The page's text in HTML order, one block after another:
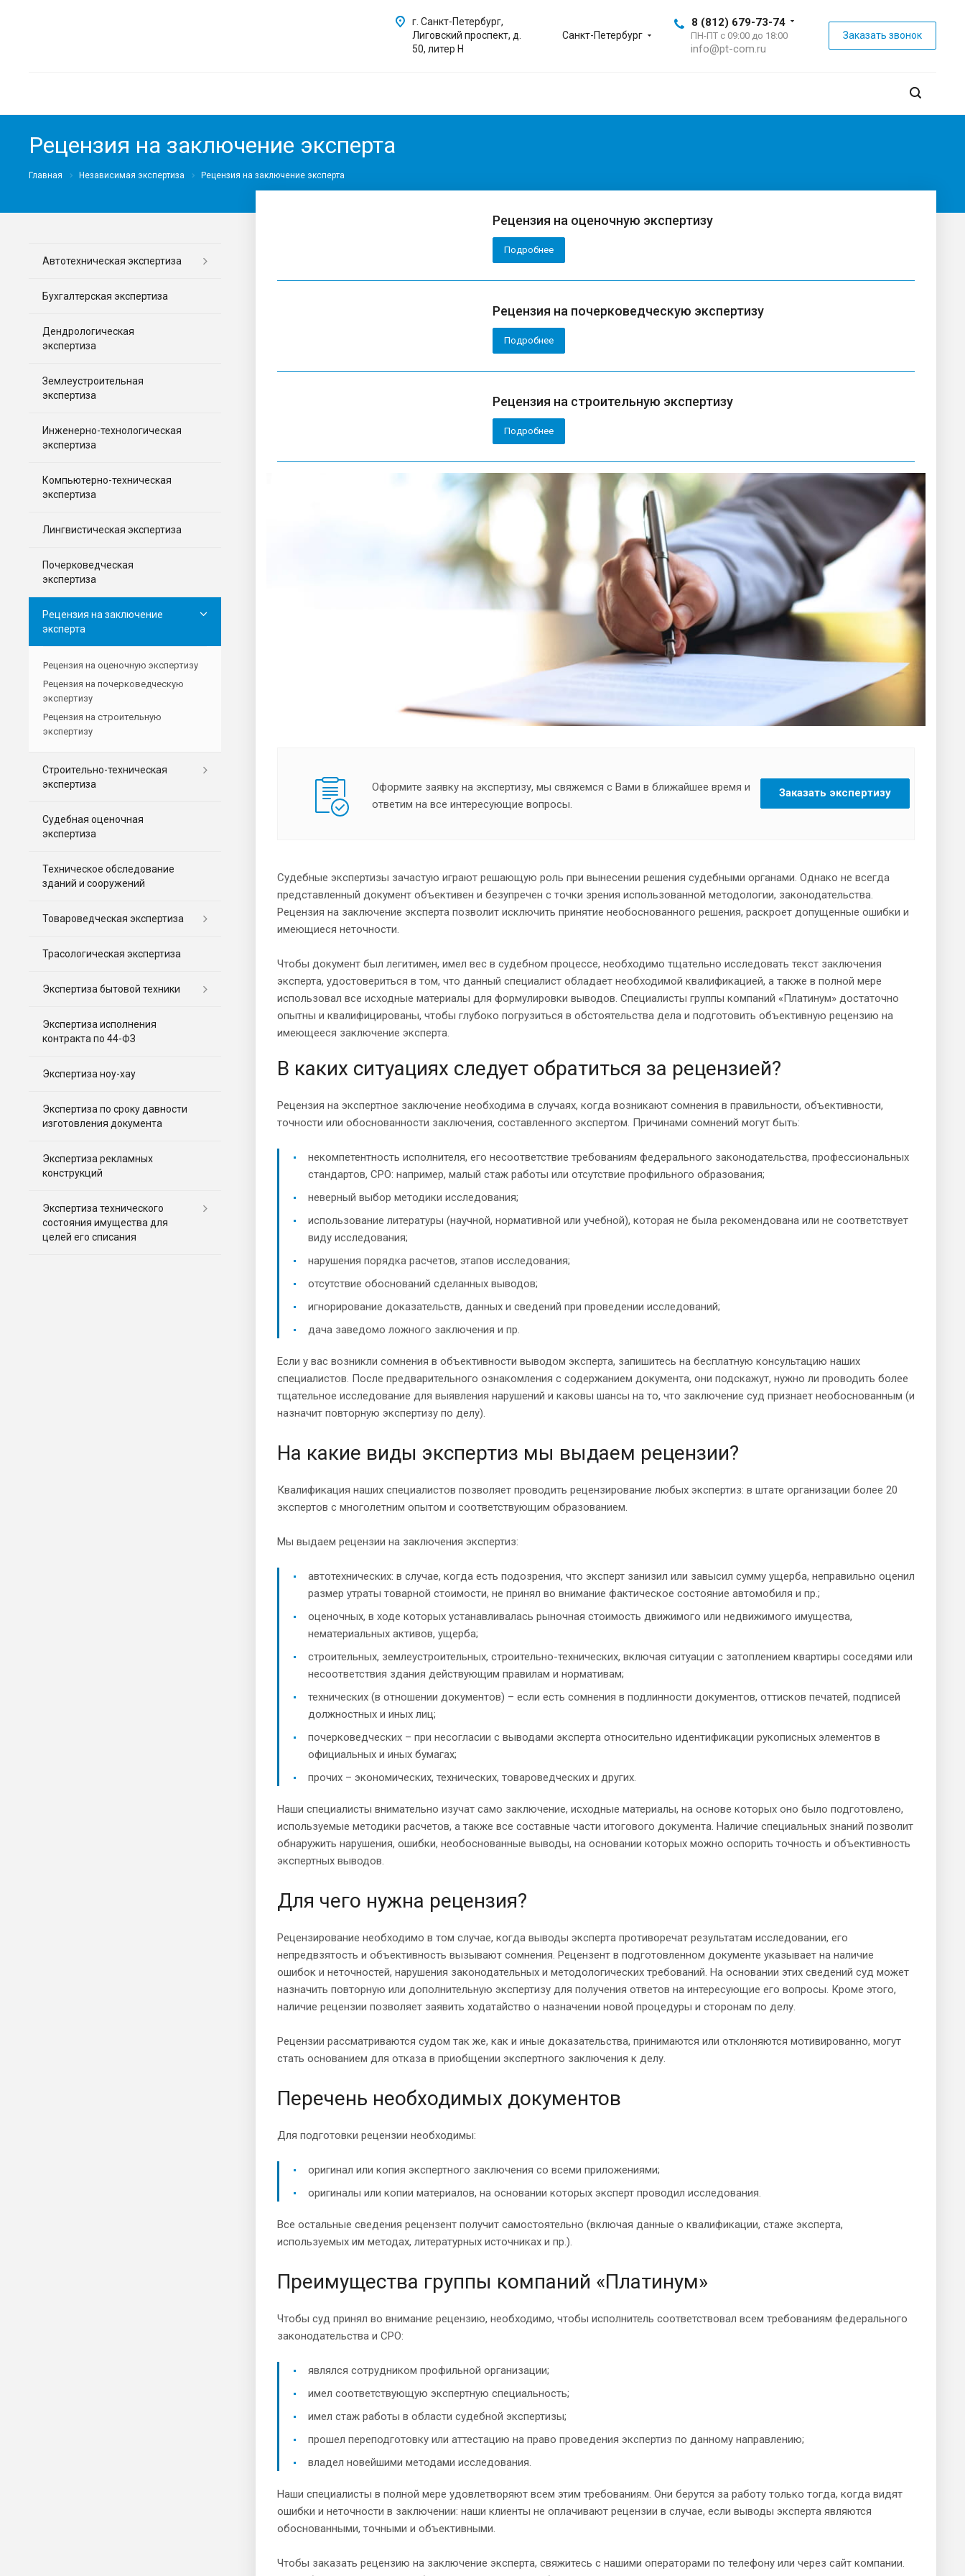
Санкт-Петербург
8 (812) 679-73-74
ПН-ПТ с 09:00 до 18:00
info@pt-com.ru
Заказать звонок
г. Санкт-Петербург,
Лиговский проспект, д.
50, литер Н
Рецензия на заключение эксперта
Главная Независимая экспертиза Рецензия на заключение эксперта
Рецензия на оценочную экспертизу
Подробнее
Рецензия на почерковедческую экспертизу
Подробнее
Рецензия на строительную экспертизу
Подробнее
Оформите заявку на экспертизу, мы свяжемся с Вами в ближайшее время и
ответим на все интересующие вопросы.
Заказать экспертизу
Судебные экспертизы зачастую играют решающую роль при вынесении решения судебными органами. Однако не всегда
представленный документ объективен и безупречен с точки зрения использованной методологии, законодательства.
Рецензия на заключение эксперта позволит исключить принятие необоснованного решения, раскроет допущенные ошибки и
имеющиеся неточности.
Чтобы документ был легитимен, имел вес в судебном процессе, необходимо тщательно исследовать текст заключения
эксперта, удостовериться в том, что данный специалист обладает необходимой квалификацией, а также в полной мере
использовал все исходные материалы для формулировки выводов. Специалисты группы компаний «Платинум» достаточно
опытны и квалифицированы, чтобы глубоко погрузиться в обстоятельства дела и подготовить объективную рецензию на
имеющееся заключение эксперта.
В каких ситуациях следует обратиться за рецензией?
Рецензия на экспертное заключение необходима в случаях, когда возникают сомнения в правильности, объективности,
точности или обоснованности заключения, составленного экспертом. Причинами сомнений могут быть:
некомпетентность исполнителя, его несоответствие требованиям федерального законодательства, профессиональных
стандартов, СРО: например, малый стаж работы или отсутствие профильного образования;
неверный выбор методики исследования;
использование литературы (научной, нормативной или учебной), которая не была рекомендована или не соответствует
виду исследования;
нарушения порядка расчетов, этапов исследования;
отсутствие обоснований сделанных выводов;
игнорирование доказательств, данных и сведений при проведении исследований;
дача заведомо ложного заключения и пр.
Если у вас возникли сомнения в объективности выводом эксперта, запишитесь на бесплатную консультацию наших
специалистов. После предварительного ознакомления с содержанием документа, они подскажут, нужно ли проводить более
тщательное исследование для выявления нарушений и каковы шансы на то, что заключение суд признает необоснованным (и
назначит повторную экспертизу по делу).
На какие виды экспертиз мы выдаем рецензии?
Квалификация наших специалистов позволяет проводить рецензирование любых экспертиз: в штате организации более 20
экспертов с многолетним опытом и соответствующим образованием.
Мы выдаем рецензии на заключения экспертиз:
автотехнических: в случае, когда есть подозрения, что эксперт занизил или завысил сумму ущерба, неправильно оценил
размер утраты товарной стоимости, не принял во внимание фактическое состояние автомобиля и пр.;
оценочных, в ходе которых устанавливалась рыночная стоимость движимого или недвижимого имущества,
нематериальных активов, ущерба;
строительных, землеустроительных, строительно-технических, включая ситуации с затоплением квартиры соседями или
несоответствия здания действующим правилам и нормативам;
технических (в отношении документов) – если есть сомнения в подлинности документов, оттисков печатей, подписей
должностных и иных лиц;
почерковедческих – при несогласии с выводами эксперта относительно идентификации рукописных элементов в
официальных и иных бумагах;
прочих – экономических, технических, товароведческих и других.
Наши специалисты внимательно изучат само заключение, исходные материалы, на основе которых оно было подготовлено,
используемые методики расчетов, а также все составные части итогового документа. Наличие специальных знаний позволит
обнаружить нарушения, ошибки, необоснованные выводы, на основании которых можно оспорить точность и объективность
экспертных выводов.
Для чего нужна рецензия?
Рецензирование необходимо в том случае, когда выводы эксперта противоречат результатам исследовании, его
непредвзятость и объективность вызывают сомнения. Рецензент в подготовленном документе указывает на наличие
ошибок и неточностей, нарушения законодательных и методологических требований. На основании этих сведений суд может
назначить повторную или дополнительную экспертизу для получения ответов на интересующие его вопросы. Кроме этого,
наличие рецензии позволяет заявить ходатайство о назначении новой процедуры и сторонам по делу.
Рецензии рассматриваются судом так же, как и иные доказательства, принимаются или отклоняются мотивированно, могут
стать основанием для отказа в приобщении экспертного заключения к делу.
Перечень необходимых документов
Для подготовки рецензии необходимы:
оригинал или копия экспертного заключения со всеми приложениями;
оригиналы или копии материалов, на основании которых эксперт проводил исследования.
Все остальные сведения рецензент получит самостоятельно (включая данные о квалификации, стаже эксперта,
используемых им методах, литературных источниках и пр.).
Преимущества группы компаний «Платинум»
Чтобы суд принял во внимание рецензию, необходимо, чтобы исполнитель соответствовал всем требованиям федерального
законодательства и СРО:
являлся сотрудником профильной организации;
имел соответствующую экспертную специальность;
имел стаж работы в области судебной экспертизы;
прошел переподготовку или аттестацию на право проведения экспертиз по данному направлению;
владел новейшими методами исследования.
Наши специалисты в полной мере удовлетворяют всем этим требованиям. Они берутся за работу только тогда, когда видят
ошибки и неточности в заключении: наши клиенты не оплачивают рецензии в случае, если выводы эксперта являются
обоснованными, точными и объективными.
Чтобы заказать рецензию на заключение эксперта, свяжитесь с нашими операторами по телефону или через сайт компании.
Автотехническая экспертиза
Бухгалтерская экспертиза
Дендрологическая
экспертиза
Землеустроительная
экспертиза
Инженерно-технологическая
экспертиза
Компьютерно-техническая
экспертиза
Лингвистическая экспертиза
Почерковедческая
экспертиза
Рецензия на заключение
эксперта
Рецензия на оценочную экспертизу
Рецензия на почерковедческую
экспертизу
Рецензия на строительную
экспертизу
Строительно-техническая
экспертиза
Судебная оценочная
экспертиза
Техническое обследование
зданий и сооружений
Товароведческая экспертиза
Трасологическая экспертиза
Экспертиза бытовой техники
Экспертиза исполнения
контракта по 44-ФЗ
Экспертиза ноу-хау
Экспертиза по сроку давности
изготовления документа
Экспертиза рекламных
конструкций
Экспертиза технического
состояния имущества для
целей его списания